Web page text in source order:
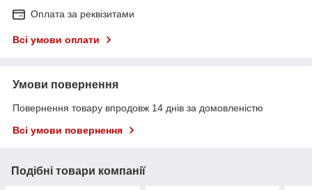
Оплата за реквізитами
Всі умови оплати
Умови повернення
Повернення товару впродовж 14 днів за домовленістю
Всі умови повернення
Подібні товари компанії